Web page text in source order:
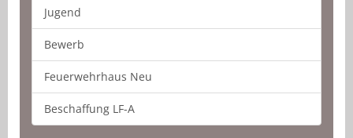
Jugend
Bewerb
Feuerwehrhaus Neu
Beschaffung LF-A